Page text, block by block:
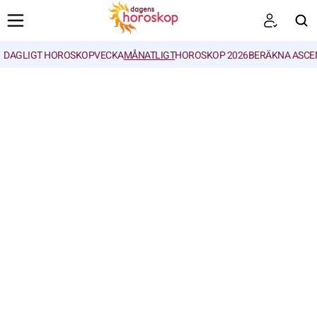
DAGLIGT HOROSKOPVECKAMÅNATLIGTHOROSKOP 2026BERÄKNA